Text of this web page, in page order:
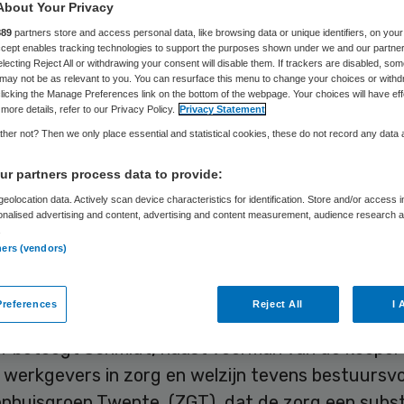
Skipr Redactie 16 maart 2010,16:28 37 keer gelezen
Nederland moet ophouden de zorg als een
de organisatie achter de landelijke Open Dag
maart, dinsdag in een open brief.
aan economie
betoogt Schmidt, naast voorman van de koepel
werkgevers in zorg en welzijn tevens
Your Privacy
partners store and access personal data, like browsing data or unique identifiers, on your
enables tracking technologies to support the purposes shown under we and our
Reject All or withdrawing your consent will disable them. If trackers are disabled,
not be as relevant to you. You can resurface this menu to change your choices or
the Manage Preferences link on the bottom of the webpage. Your choices will have
details, refer to our Privacy Policy. Privacy Statement
not? Then we only place essential and statistical cookies, these do not record any data
partners process data to provide:
data. Actively scan device characteristics for identification. Store and/or access
advertising and content, advertising and content measurement, audience research
(vendors)
Reject All I